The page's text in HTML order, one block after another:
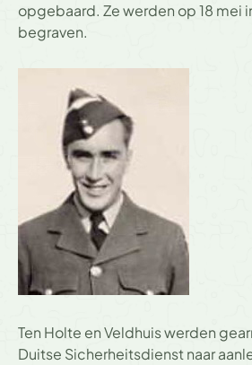
opgebaard. Ze werden op 18 mei
begraven.
Ten Holte en Veldhuis werden
Duitse Sicherheitsdienst naar